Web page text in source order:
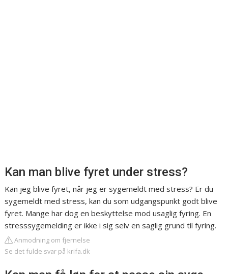
Kan man blive fyret under stress?
Kan jeg blive fyret, når jeg er sygemeldt med stress? Er du
sygemeldt med stress, kan du som udgangspunkt godt blive
fyret. Mange har dog en beskyttelse mod usaglig fyring. En
stresssygemelding er ikke i sig selv en saglig grund til fyring.
Anmodning om fjernelse
Se det fulde svar på krifa.dk